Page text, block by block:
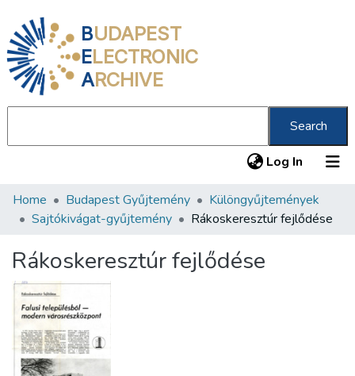
BUDAPEST
ELECTRONIC
ARCHIVE
Search
Log In (current)
Communities & Collections
Statistics
About us
Home Budapest Gyűjtemény
Különgyűjtemények
Sajtókivágat-gyűjtemény
Rákoskeresztúr fejlődése
Rákoskeresztúr fejlődése